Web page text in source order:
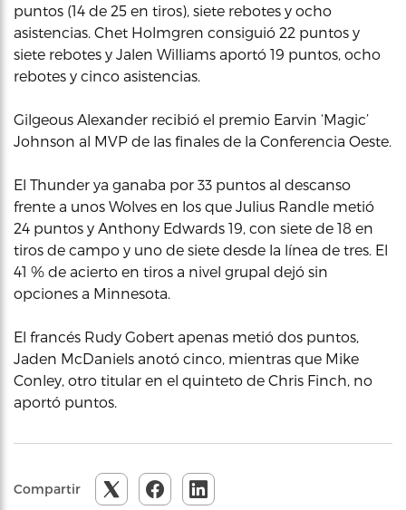
puntos (14 de 25 en tiros), siete rebotes y ocho
asistencias. Chet Holmgren consiguió 22 puntos y
siete rebotes y Jalen Williams aportó 19 puntos, ocho
rebotes y cinco asistencias.
Gilgeous Alexander recibió el premio Earvin ‘Magic’
Johnson al MVP de las finales de la Conferencia Oeste.
El Thunder ya ganaba por 33 puntos al descanso
frente a unos Wolves en los que Julius Randle metió
24 puntos y Anthony Edwards 19, con siete de 18 en
tiros de campo y uno de siete desde la línea de tres. El
41 % de acierto en tiros a nivel grupal dejó sin
opciones a Minnesota.
El francés Rudy Gobert apenas metió dos puntos,
Jaden McDaniels anotó cinco, mientras que Mike
Conley, otro titular en el quinteto de Chris Finch, no
aportó puntos.
Compartir